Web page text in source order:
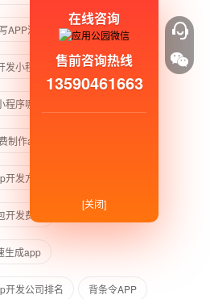
APP流程
小程序
序哪个好用
制作app
发方案
发费用
生成app
开发公司排名 背条令APP
在线咨询
售前咨询热线
13590461663
[关闭]